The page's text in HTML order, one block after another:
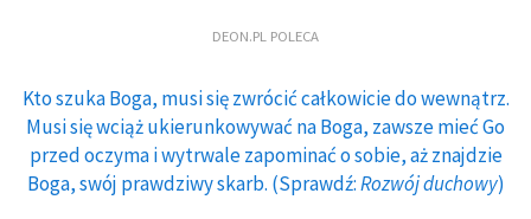
DEON.PL POLECA
Kto szuka Boga, musi się zwrócić całkowicie do wewnątrz.
Musi się wciąż ukierunkowywać na Boga, zawsze mieć Go
przed oczyma i wytrwale zapominać o sobie, aż znajdzie
Boga, swój prawdziwy skarb. (Sprawdź:Rozwój duchowy)